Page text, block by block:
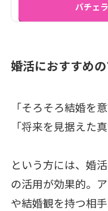
バチェ
婚活におすすめ
「そろそろ結婚を
「将来を見据えた
という方には、婚
の活用が効果的。
や結婚観を持つ相